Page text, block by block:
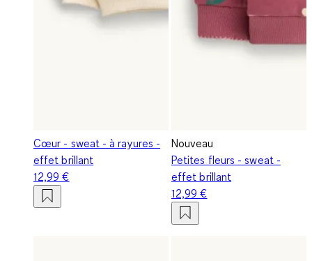
Cœur - sweat - à rayures -
effet brillant
12,99 €
Nouveau
Petites fleurs - sweat -
effet brillant
12,99 €